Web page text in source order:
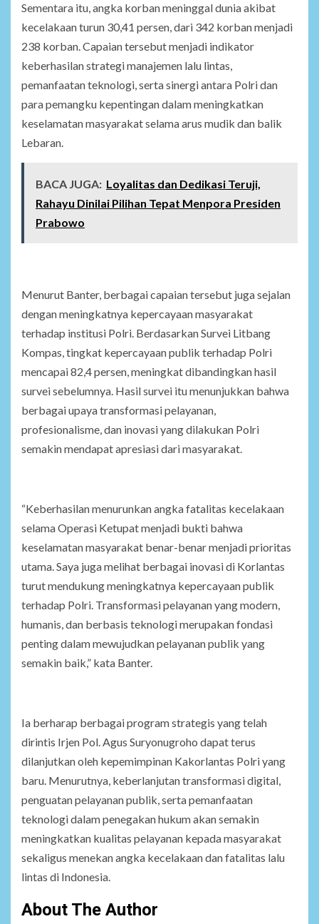
Sementara itu, angka korban meninggal dunia akibat
kecelakaan turun 30,41 persen, dari 342 korban menjadi
238 korban. Capaian tersebut menjadi indikator
keberhasilan strategi manajemen lalu lintas,
pemanfaatan teknologi, serta sinergi antara Polri dan
para pemangku kepentingan dalam meningkatkan
keselamatan masyarakat selama arus mudik dan balik
Lebaran.
BACA JUGA: Loyalitas dan Dedikasi Teruji,
Rahayu Dinilai Pilihan Tepat Menpora Presiden
Prabowo
Menurut Banter, berbagai capaian tersebut juga sejalan
dengan meningkatnya kepercayaan masyarakat
terhadap institusi Polri. Berdasarkan Survei Litbang
Kompas, tingkat kepercayaan publik terhadap Polri
mencapai 82,4 persen, meningkat dibandingkan hasil
survei sebelumnya. Hasil survei itu menunjukkan bahwa
berbagai upaya transformasi pelayanan,
profesionalisme, dan inovasi yang dilakukan Polri
semakin mendapat apresiasi dari masyarakat.
“Keberhasilan menurunkan angka fatalitas kecelakaan
selama Operasi Ketupat menjadi bukti bahwa
keselamatan masyarakat benar-benar menjadi prioritas
utama. Saya juga melihat berbagai inovasi di Korlantas
turut mendukung meningkatnya kepercayaan publik
terhadap Polri. Transformasi pelayanan yang modern,
humanis, dan berbasis teknologi merupakan fondasi
penting dalam mewujudkan pelayanan publik yang
semakin baik,” kata Banter.
Ia berharap berbagai program strategis yang telah
dirintis Irjen Pol. Agus Suryonugroho dapat terus
dilanjutkan oleh kepemimpinan Kakorlantas Polri yang
baru. Menurutnya, keberlanjutan transformasi digital,
penguatan pelayanan publik, serta pemanfaatan
teknologi dalam penegakan hukum akan semakin
meningkatkan kualitas pelayanan kepada masyarakat
sekaligus menekan angka kecelakaan dan fatalitas lalu
lintas di Indonesia.
About The Author